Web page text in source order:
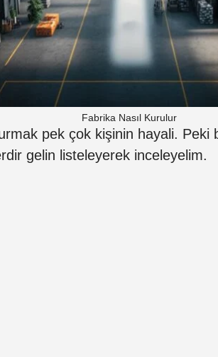
Fabrika Nasıl Kurulur
pek çok kişinin hayali. Peki
gelin listeleyerek inceleyelim.